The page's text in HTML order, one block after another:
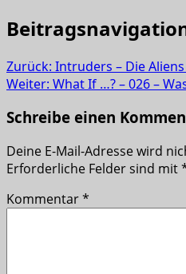
Zurück: Intruders – Die
Weiter: What If …? – 026 –
Schreibe einen
Deine E-Mail-Adresse wird
Erforderliche Felder sind mit
Kommentar*